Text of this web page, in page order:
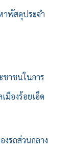
าพัสดุประจำ
าชนในการ
มืองร้อยเอ็ด
รถส่วนกลาง